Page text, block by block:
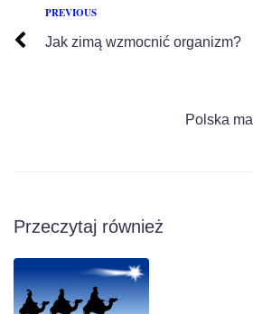
PREVIOUS
Jak zimą wzmocnić organizm?
Polska
Przeczytaj również